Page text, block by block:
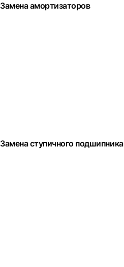
Замена амортизаторов
Замена ступичного подшипника